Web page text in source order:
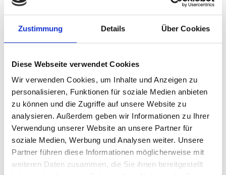
Zustimmung Details Über Cookies
Diese Webseite verwendet Cookies
Wir verwenden Cookies, um Inhalte und Anzeigen zu
personalisieren, Funktionen für soziale Medien anbieten
zu können und die Zugriffe auf unsere Website zu
analysieren. Außerdem geben wir Informationen zu Ihrer
Verwendung unserer Website an unsere Partner für
soziale Medien, Werbung und Analysen weiter. Unsere
Partner führen diese Informationen möglicherweise mit
weiteren Daten zusammen, die Sie ihnen bereitgestellt